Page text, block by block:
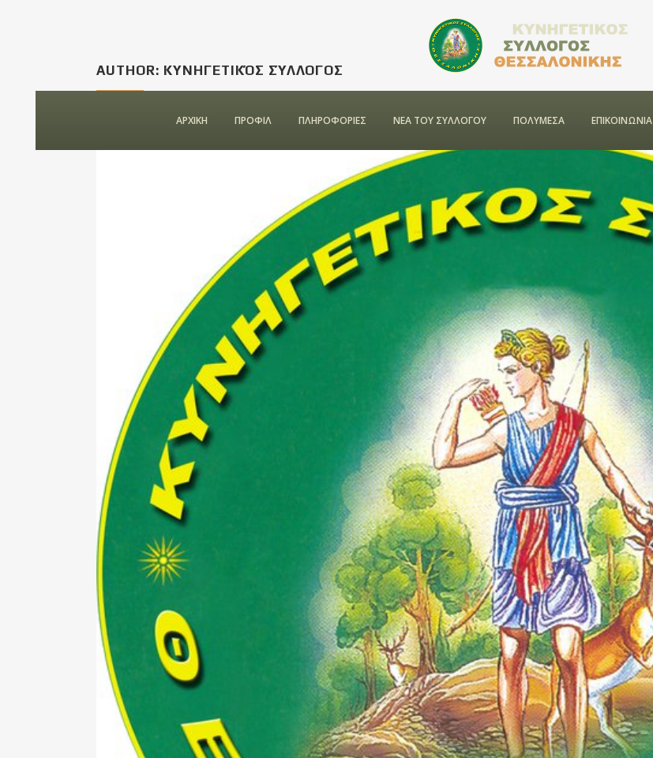
ΑΡΧΙΚΗ ΠΡΟΦΙΛ ΠΛΗΡΟΦΟΡΙΕΣ ΝΕΑ ΤΟΥ ΣΥΛΛΟΓΟΥ ΠΟΛΥΜΕΣΑ ΕΠΙΚΟΙΝΩΝΙΑ
AUTHOR: ΚΥΝΗΓΕΤΙΚΌΣ ΣΎΛΛΟΓΟΣ